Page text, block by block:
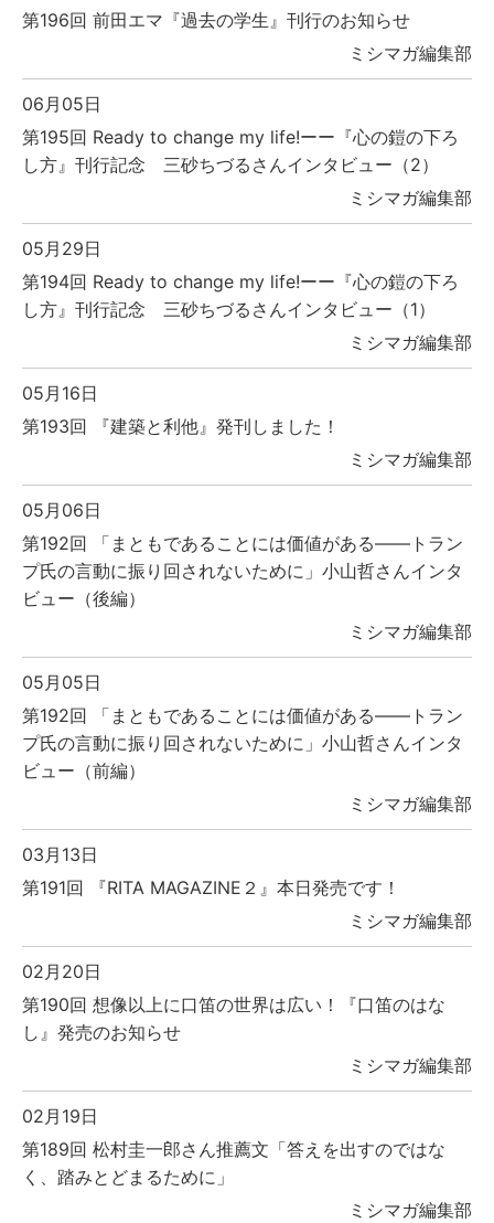
第196回 前田エマ『過去の学生』刊行のお知らせ
ミシマガ編集部
06月05日
第195回 Ready to change my life!ーー『心の鎧の下ろ
し方』刊行記念 三砂ちづるさんインタビュー（2）
ミシマガ編集部
05月29日
第194回 Ready to change my life!ーー『心の鎧の下ろ
し方』刊行記念 三砂ちづるさんインタビュー（1）
ミシマガ編集部
05月16日
第193回 『建築と利他』発刊しました！
ミシマガ編集部
05月06日
第192回 「まともであることには価値がある――トラン
プ氏の言動に振り回されないために」小山哲さんインタ
ビュー（後編）
ミシマガ編集部
05月05日
第192回 「まともであることには価値がある――トラン
プ氏の言動に振り回されないために」小山哲さんインタ
ビュー（前編）
ミシマガ編集部
03月13日
第191回 『RITA MAGAZINE２』本日発売です！
ミシマガ編集部
02月20日
第190回 想像以上に口笛の世界は広い！『口笛のはな
し』発売のお知らせ
ミシマガ編集部
02月19日
第189回 松村圭一郎さん推薦文「答えを出すのではな
く、踏みとどまるために」
ミシマガ編集部